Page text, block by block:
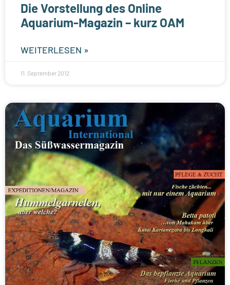
Die Vorstellung des Online
Aquarium-Magazin – kurz OAM
WEITERLESEN »
11. September 2012